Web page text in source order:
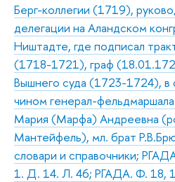
Берг-коллегии (1719),
делегации на Аландском
Ништадте, где подписал
(1718-1721), граф
Вышнего суда (1723-1724), в
чином генерал-
Мария (Марфа) Андреевна
Мантейфель), мл. брат
словари и справочники;
1. Д. 14. Л. 46; РГАДА. Ф. 18,